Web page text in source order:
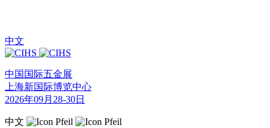
中文
中国国际五金展
上海新国际博览中心
2026年09月28-30日
中文